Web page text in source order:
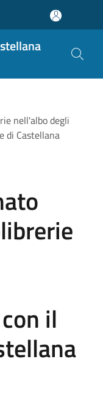
nell'albo degli
di Castellana
il